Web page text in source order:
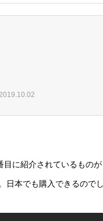
に紹介されているものが
日本でも購入できるので